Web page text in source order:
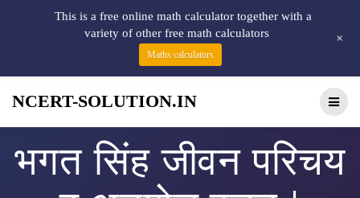
NCERT-SOLUTION.IN
भगत सिंह जीवन परिचय
This is a free online math calculator together with a
variety of other free math calculators
Maths calculators
+